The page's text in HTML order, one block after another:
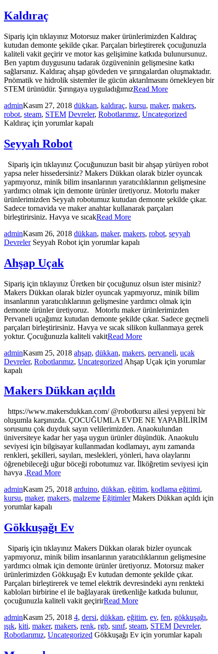
Kaldıraç
Sipariş için tıklayınız Motorsuz maker ürünlerimizden Kaldıraç
kutudan demonte şekilde çıkar. Parçaları birleştirerek çocuğunuzla
kaliteli vakit geçirir ve motor kas gelişimine katkıda bulunursunuz.
Ben yaptım duygusunu tadarak özgüveninin gelişmesine katkı
sağlarsınız. Kaldıraç ahşap gövdeden ve şırıngalardan oluşmaktadır.
Pnömatik ve hidrolik sistemler ile gücün aktarılmasını örnekleyen bir
STEM ürünüdür. Şırıngaya uyguladığımızRead More
adminKasım 27, 2018 dükkan, kaldıraç, kursu, maker, makers,
robot, steam, STEM Devreler, Robotlarımız, Uncategorized
Kaldıraç için yorumlar kapalı
Seyyah Robot
Sipariş için tıklayınız Çocuğunuzun basit bir ahşap yürüyen robot
yapsa neler hissedersiniz? Makers Dükkan olarak bizler oyuncak
yapmıyoruz, minik bilim insanlarının yaratıcılıklarının gelişmesine
yardımcı olmak için demonte ürünler üretiyoruz. Motorlu maker
ürünlerimizden Seyyah robotumuz kutudan demonte şekilde çıkar.
Sadece tornavida ve maker anahtar kullanarak parçaları
birleştirirsiniz. Havya ve sıcakRead More
adminKasım 26, 2018 dükkan, maker, makers, robot, seyyah
Devreler Seyyah Robot için yorumlar kapalı
Ahşap Uçak
Sipariş için tıklayınız Üretken bir çocuğunuz olsun ister misiniz?
Makers Dükkan olarak bizler oyuncak yapmıyoruz, minik bilim
insanlarının yaratıcılıklarının gelişmesine yardımcı olmak için
demonte ürünler üretiyoruz. Motorlu maker ürünlerimizden
Pervaneli uçağımız kutudan demonte şekilde çıkar. Sadece geçmeli
parçaları birleştirirsiniz. Havya ve sıcak silikon kullanmaya gerek
yoktur. Çocuğunuzla kaliteli vakitRead More
adminKasım 25, 2018 ahşap, dükkan, makers, pervaneli, uçak
Devreler, Robotlarımız, Uncategorized Ahşap Uçak için yorumlar
kapalı
Makers Dükkan açıldı
https://www.makersdukkan.com/ @robotkursu ailesi yepyeni bir
oluşumla karşınızda. ÇOCUĞUMLA EVDE NE YAPABİLİRİM
sorusunu çok duyduk sayın velilerimizden. Anaokulundan
üniversiteye kadar her yaşa uygun ürünler düşündük. Anaokulu
seviyesi için bilgisayar kullanmadan kodlamayı, aynı zamanda
renkleri, şekilleri, sayıları, meslekleri, yönleri, hava olaylarını
öğrenebileceği uğur böceği robotumuz var. İlköğretim seviyesi için
havya ,Read More
adminKasım 25, 2018 arduino, dükkan, eğitim, kodlama eğitimi,
kursu, maker, makers, malzeme Eğitimler Makers Dükkan açıldı için
yorumlar kapalı
Gökkuşağı Ev
Sipariş için tıklayınız Makers Dükkan olarak bizler oyuncak
yapmıyoruz, minik bilim insanlarının yaratıcılıklarının gelişmesine
yardımcı olmak için demonte ürünler üretiyoruz. Motorsuz maker
ürünlerimizden Gökkuşağı Ev kutudan demonte şekilde çıkar.
Parçaları birleştirerek ve temel elektrik devresindeki aynı renkteki
kabloları birbirine el ile bağlayarak üretkenliğe katkıda bulunur,
çocuğunuzla kaliteli vakit geçirirRead More
adminKasım 25, 2018 4, dersi, dükkan, eğitim, ev, fen, gökkuşağı,
ışık, kiti, maker, makers, renk, rgb, sınıf, steam, STEM Devreler,
Robotlarımız, Uncategorized Gökkuşağı Ev için yorumlar kapalı